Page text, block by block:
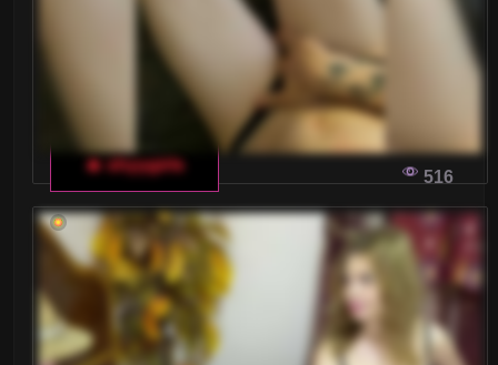
🔥 shyygirls
516